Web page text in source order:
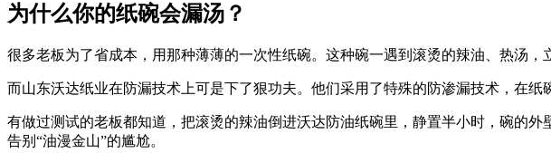
为什么你的纸碗会漏汤？
很多老板为了省成本，用那种薄薄的一次性纸碗。这种碗一遇到滚烫的辣油、热汤
而山东沃达纸业在防漏技术上可是下了狠功夫。他们采用了特殊的防渗漏技术，在
有做过测试的老板都知道，把滚烫的辣油倒进沃达防油纸碗里，静置半小时，碗的
告别“油漫金山”的尴尬。